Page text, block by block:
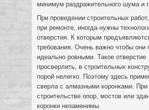
минимум раздражительного шума и
При проведении строительных
при ремонте, иногда нужны
отверстия. К которым
требования. Очень важно чтобы они
идеально ровными. Такое отверстие
просверлить, в строительных
порой нелегко. Поэтому здесь
сверла с алмазными коронками. При
строительстве опор, мостов или
коронки незаменимы.